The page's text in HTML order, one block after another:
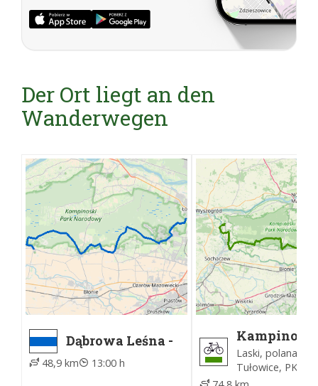
Der Ort liegt an den
Wanderwegen
Dąbrowa Leśna -
Kampinos, ZTM
48,9 km 13:00 h
Kampinoski
Szlak
Laski, polana
Tułowice, PKS